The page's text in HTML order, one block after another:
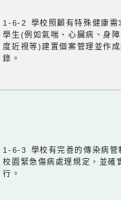
1-6-2 學校照顧有特殊健康需
學生(例如氣喘、心臟病、身
度近視等)建置個案管理並作
錄。
1-6-3 學校有完善的傳染病管
校園緊急傷病處理規定，並確
行。